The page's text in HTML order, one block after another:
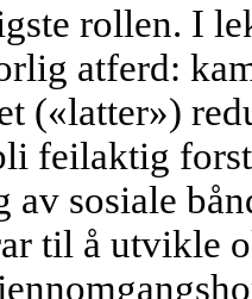
rollen. I
atferd:
(«latter»)
feilaktig
sosiale
til å utvikle